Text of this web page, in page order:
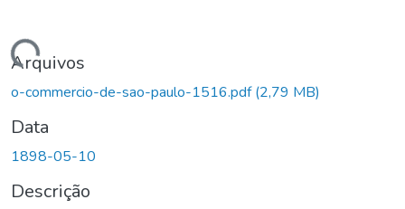
Arquivos
o-commercio-de-sao-paulo-1516.pdf(2,79 MB)
Data
1898-05-10
Descrição